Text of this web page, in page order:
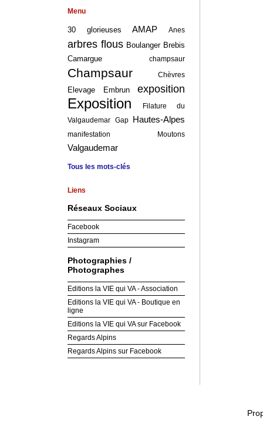
Menu
30 glorieuses AMAP Anes
arbres flous Boulanger Brebis
Camargue
champsaur
Champsaur Chèvres
Elevage Embrun exposition
Exposition
Filature du
Valgaudemar Gap Hautes-Alpes
manifestation Moutons
Valgaudemar
Tous les mots-clés
Liens
Réseaux Sociaux
Facebook
Instagram
Photographies /
Photographes
Editions la VIE qui VA - Association
Editions la VIE qui VA - Boutique en
ligne
Editions la VIE qui VA sur Facebook
Regards Alpins
Regards Alpins sur Facebook